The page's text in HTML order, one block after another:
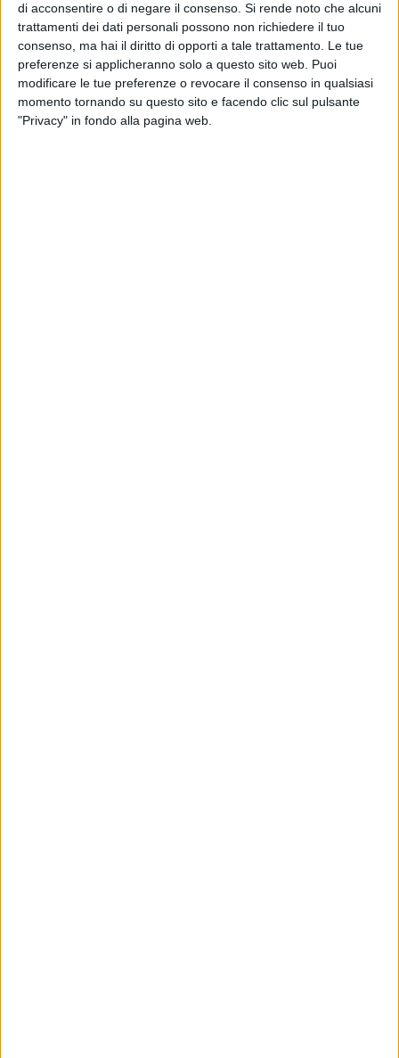
di acconsentire o di negare il consenso. Si rende noto che alcuni
trattamenti dei dati personali possono non richiedere il tuo
consenso, ma hai il diritto di opporti a tale trattamento. Le tue
preferenze si applicheranno solo a questo sito web. Puoi
modificare le tue preferenze o revocare il consenso in qualsiasi
momento tornando su questo sito e facendo clic sul pulsante
"Privacy" in fondo alla pagina web.
In occasione della solennità del Corpus Domini, oggi
domenica 11 giugno a Trani l'arcidiocesi ha previsto il
seguente programma di concelebrazioni concelebrate dal
clero, con la partecipazione delle persone di vita consacrata
e dei fedeli laici: presso la parrocchia del Ss. Angeli Custodi
alle ore 19 S. Messa presieduta da mons. Saverio Pellegrino,